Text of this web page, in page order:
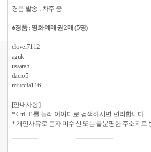
경품 발송 : 차주 중
♠경품: 영화예매권2매 (5명)
clover7112
aguk
ussarah
daero5
miuccia116
[안내사항]
* Ctrl+F 를 눌러 아이디로 검색하시면 편리합니다.
* 개인사유로 문자 미수신 또는 불분명한 주소지